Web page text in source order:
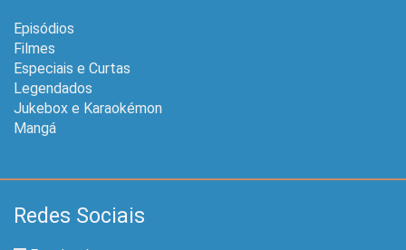
Episódios
Filmes
Especiais e Curtas
Legendados
Jukebox e Karaokémon
Mangá
Redes Sociais